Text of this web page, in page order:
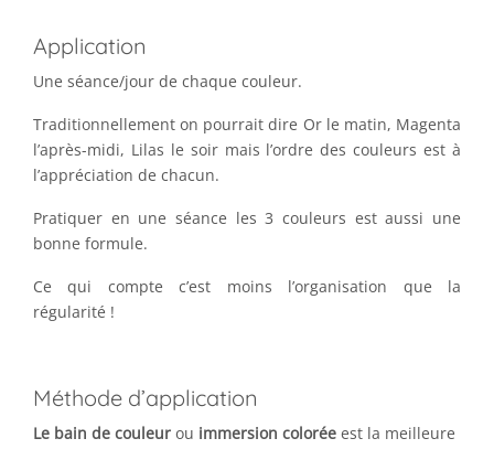
Application
Une séance/jour de chaque couleur.
Traditionnellement on pourrait dire Or le matin, Magenta
l’après-midi, Lilas le soir mais l’ordre des couleurs est à
l’appréciation de chacun.
Pratiquer en une séance les 3 couleurs est aussi une
bonne formule.
Ce qui compte c’est moins l’organisation que la
régularité !
Méthode d’application
Le bain de couleur ou immersion colorée est la meilleure